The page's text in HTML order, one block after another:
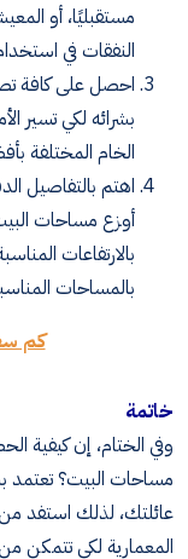
مستقبليًا، أو
النفقات في
احصل على كافة
بشرائه لكي تسير
الخام المختلفة
اهتم بالتفاصيل
أوزع مساحات
بالارتفاعات
بالمساحات
كم
خاتمة
وفي الختام، إن كيفية
مساحات البيت؟ تعتمد
عائلتك، لذلك استفد
المعمارية لكي تتمكن